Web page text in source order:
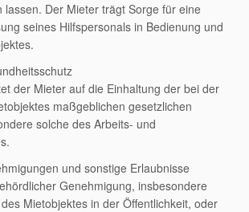
lassen. Der Mieter trägt Sorge für eine
seines Hilfspersonals in Bedienung und
der Mieter auf die Einhaltung der bei der
maßgeblichen gesetzlichen
solche des Arbeits- und
und sonstige Erlaubnisse
Genehmigung, insbesondere
Mietobjektes in der Öffentlichkeit, oder